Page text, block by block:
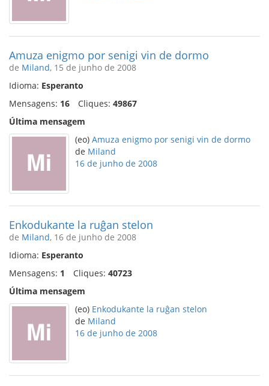
Amuza enigmo por senigi vin de dormo
de Miland, 15 de junho de 2008
Idioma: Esperanto
Mensagens: 16 Cliques: 49867
Última mensagem
(eo) Amuza enigmo por senigi vin de dormo
de Miland
16 de junho de 2008
Enkodukante la ruĝan stelon
de Miland, 16 de junho de 2008
Idioma: Esperanto
Mensagens: 1 Cliques: 40723
Última mensagem
(eo) Enkodukante la ruĝan stelon
de Miland
16 de junho de 2008